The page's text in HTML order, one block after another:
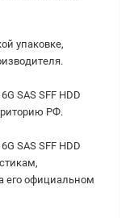
упаковке,
SAS SFF HDD
РФ.
SAS SFF HDD
его официальном